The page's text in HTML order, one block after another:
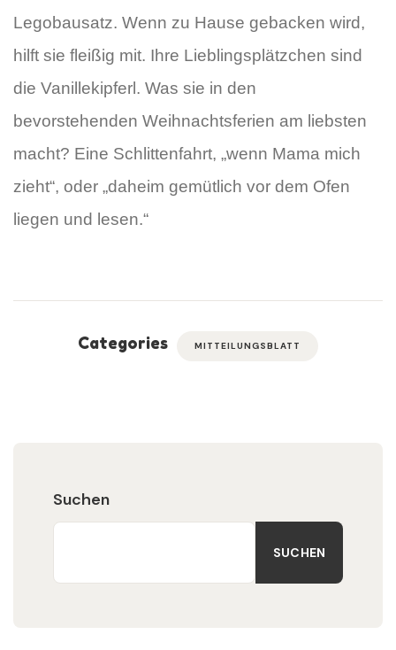
Legobausatz. Wenn zu Hause gebacken wird,
hilft sie fleißig mit. Ihre Lieblingsplätzchen sind
die Vanillekipferl. Was sie in den
bevorstehenden Weihnachtsferien am liebsten
macht? Eine Schlittenfahrt, „wenn Mama mich
zieht“, oder „daheim gemütlich vor dem Ofen
liegen und lesen.“
Categories MITTEILUNGSBLATT
Suchen
SUCHEN